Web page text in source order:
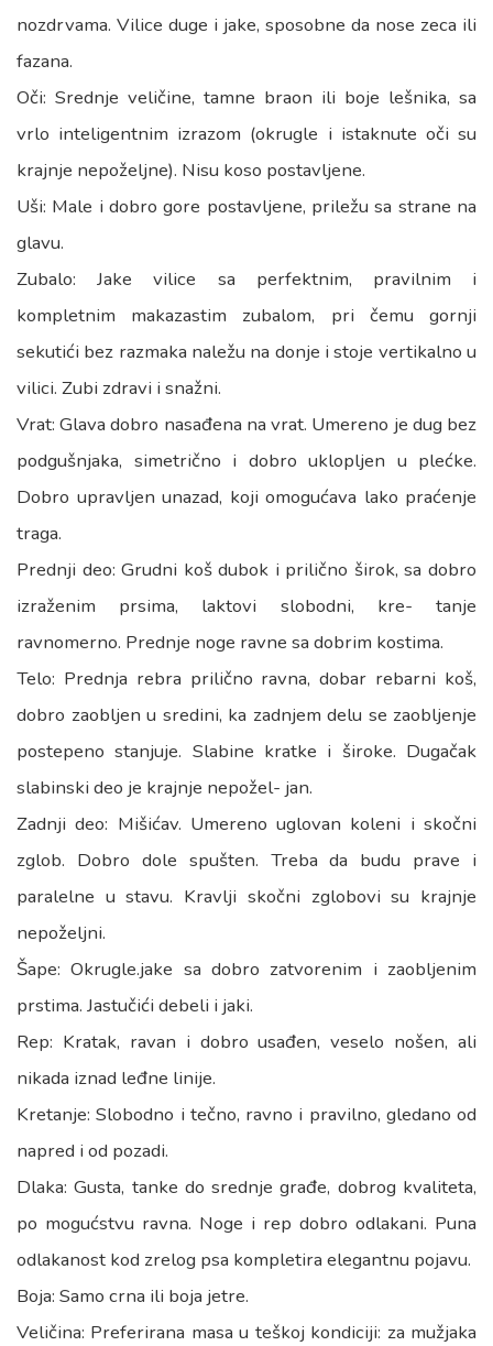
nozdrvama. Vilice duge i jake, sposobne da nose zeca ili
fazana.
Oči: Srednje veličine, tamne braon ili boje lešnika, sa
vrlo inteligentnim izrazom (okrugle i istaknute oči su
krajnje nepoželjne). Nisu koso postavljene.
Uši: Male i dobro gore postavljene, priležu sa strane na
glavu.
Zubalo: Jake vilice sa perfektnim, pravilnim i
kompletnim makazastim zubalom, pri čemu gornji
sekutići bez razmaka naležu na donje i stoje vertikalno u
vilici. Zubi zdravi i snažni.
Vrat: Glava dobro nasađena na vrat. Umereno je dug bez
podgušnjaka, simetrično i dobro uklopljen u plećke.
Dobro upravljen unazad, koji omogućava lako praćenje
traga.
Prednji deo: Grudni koš dubok i prilično širok, sa dobro
izraženim prsima, laktovi slobodni, kre- tanje
ravnomerno. Prednje noge ravne sa dobrim kostima.
Telo: Prednja rebra prilično ravna, dobar rebarni koš,
dobro zaobljen u sredini, ka zadnjem delu se zaobljenje
postepeno stanjuje. Slabine kratke i široke. Dugačak
slabinski deo je krajnje nepožel- jan.
Zadnji deo: Mišićav. Umereno uglovan koleni i skočni
zglob. Dobro dole spušten. Treba da budu prave i
paralelne u stavu. Kravlji skočni zglobovi su krajnje
nepoželjni.
Šape: Okrugle.jake sa dobro zatvorenim i zaobljenim
prstima. Jastučići debeli i jaki.
Rep: Kratak, ravan i dobro usađen, veselo nošen, ali
nikada iznad leđne linije.
Kretanje: Slobodno i tečno, ravno i pravilno, gledano od
napred i od pozadi.
Dlaka: Gusta, tanke do srednje građe, dobrog kvaliteta,
po mogućstvu ravna. Noge i rep dobro odlakani. Puna
odlakanost kod zrelog psa kompletira elegantnu pojavu.
Boja: Samo crna ili boja jetre.
Veličina: Preferirana masa u teškoj kondiciji: za mužjaka